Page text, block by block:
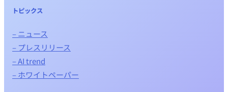
トピックス
– ニュース
– プレスリリース
– AI trend
– ホワイトペーパー